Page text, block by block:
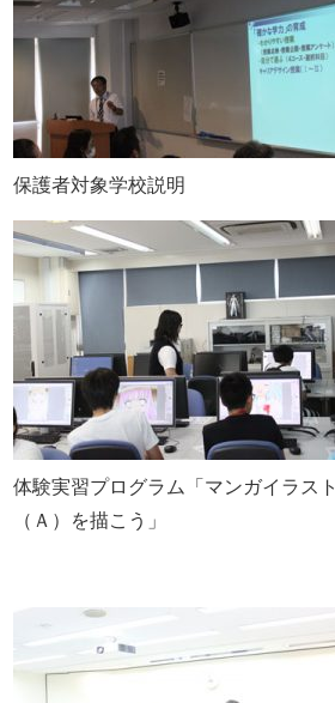
保護者対象学校説明
体験実習プログラム「マンガイラスト
（Ａ）を描こう」